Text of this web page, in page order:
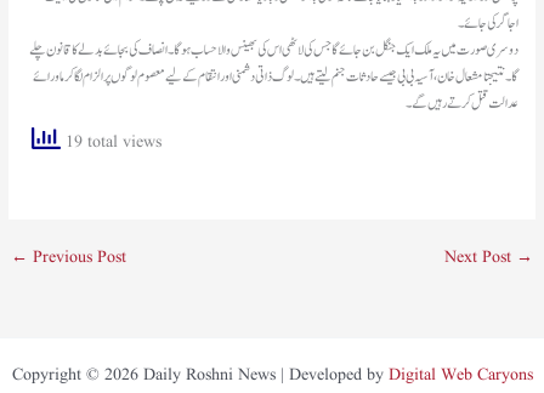
اجاگر کی جائے۔
گا۔نتیجتا مشعال خان، آسیہ بی بی جیسے حادثات جنم لیتے ہیں۔لوگ ذاتی دشمنی اور انتقام کے لیے معصوم لوگوں پر الزام لگا کر ماورائے
عدالت قتل کرتے رہیں گے۔
19 total views
← Previous Post Next Post →
Copyright © 2026 Daily Roshni News | Developed by Digital Web Caryons